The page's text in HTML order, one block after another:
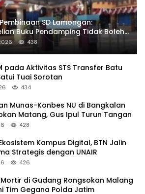
SD Lamongan:
Buku Pendamping Tidak Boleh
438
pada Aktivitas STS Transfer Batu
Tuai Sorotan
434
Munas-Konbes NU di Bangkalan
Matang, Gus Ipul Turun Tangan
428
Kampus Digital, BTN Jalin
Strategis dengan UNAIR
426
di Gudang Rongsokan Malang
Tim Gegana Polda Jatim